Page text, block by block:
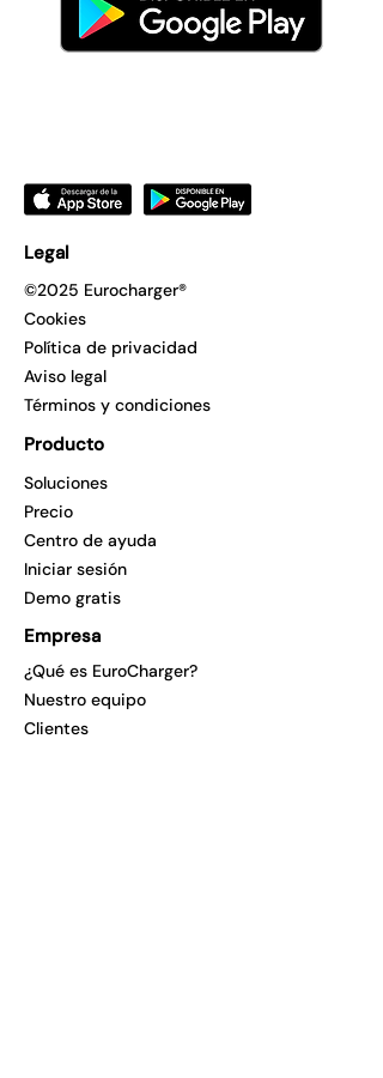
Legal
©2025 Eurocharger®
Cookies
Política de privacidad
Aviso legal
Términos y condiciones
Producto
Soluciones
Precio
Centro de ayuda
Iniciar sesión
Demo gratis
Empresa
¿Qué es EuroCharger?
Nuestro equipo
Clientes